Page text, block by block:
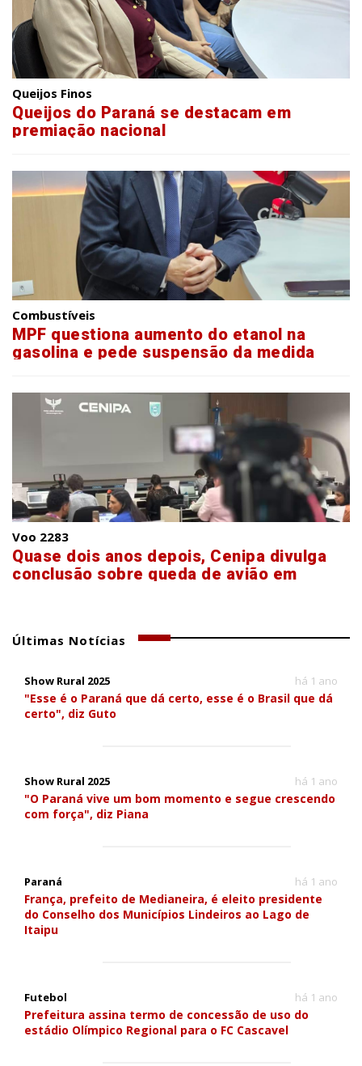
Queijos Finos
Queijos do Paraná se destacam em
premiação nacional
Combustíveis
MPF questiona aumento do etanol na
gasolina e pede suspensão da medida
Voo 2283
Quase dois anos depois, Cenipa divulga
conclusão sobre queda de avião em
Últimas Notícias
Show Rural 2025 há 1 ano
"Esse é o Paraná que dá certo, esse é o Brasil que dá
certo", diz Guto
Show Rural 2025 há 1 ano
"O Paraná vive um bom momento e segue crescendo
com força", diz Piana
Paraná há 1 ano
França, prefeito de Medianeira, é eleito presidente
do Conselho dos Municípios Lindeiros ao Lago de
Itaipu
Futebol há 1 ano
Prefeitura assina termo de concessão de uso do
estádio Olímpico Regional para o FC Cascavel